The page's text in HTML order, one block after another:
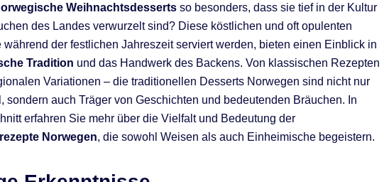
Weihnachtsdesserts so besonders, dass sie tief in der Kultur
des Landes verwurzelt sind? Diese köstlichen und oft opulenten
während der festlichen Jahreszeit serviert werden, bieten einen Einblick in
Tradition und das Handwerk des Backens. Von klassischen Rezepten
Variationen – die traditionellen Desserts Norwegen sind nicht nur
sondern auch Träger von Geschichten und bedeutenden Bräuchen. In
erfahren Sie mehr über die Vielfalt und Bedeutung der
Norwegen, die sowohl Weisen als auch Einheimische begeistern.